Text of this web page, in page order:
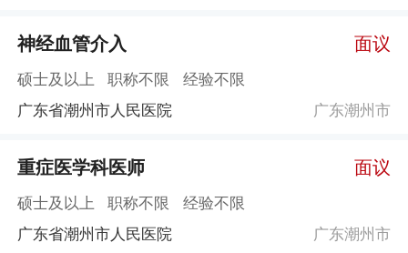
神经血管介入 面议
硕士及以上 职称不限
经验不限
广东省潮州市人民医院
广东潮州市
重症医学科医师 面议
硕士及以上 职称不限
经验不限
广东省潮州市人民医院
广东潮州市